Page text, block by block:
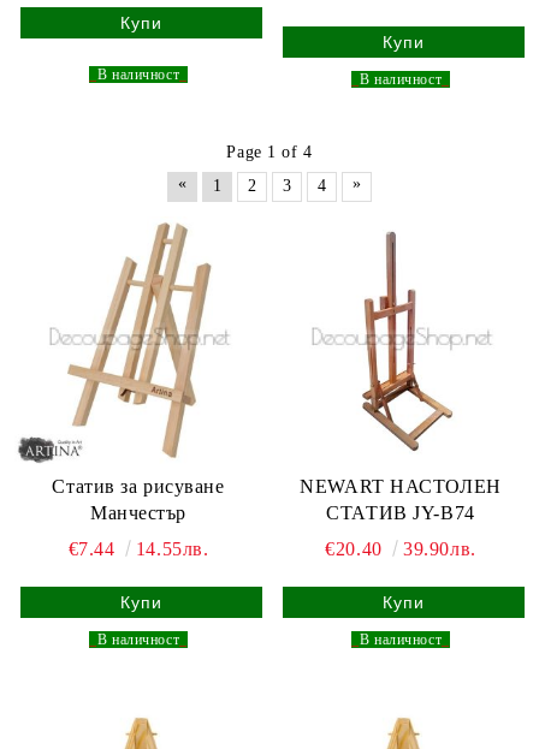
В наличност В наличност
Page 1 of 4
«
1 2 3 4 »
Статив за рисуване
Манчестър
€7.44
14.55лв.
В наличност
NEWART НАСТОЛЕН
СТАТИВ JY-B74
€20.40
39.90лв.
В наличност